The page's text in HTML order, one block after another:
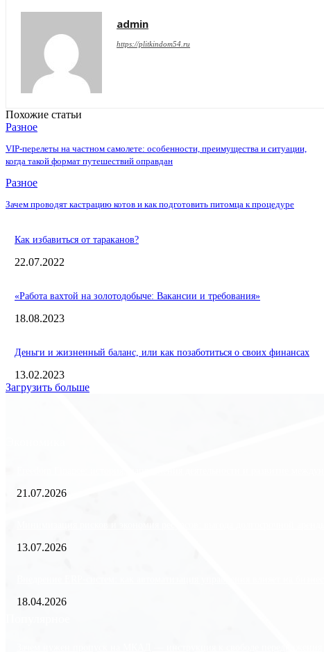
admin
https://plitkindom54.ru
Похожие статьи
Разное
VIP-перелеты на частном самолете: особенности, преимущества и ситуации,
когда такой формат путешествий оправдан
Разное
Зачем проводят кастрацию котов и как подготовить питомца к процедуре
Как избавиться от тараканов?
22.07.2022
«Работа вахтой на золотодобыче: Вакансии и требования»
18.08.2023
Деньги и жизненный баланс, или как позаботиться о своих финансах
13.02.2023
Загрузить больше
21.07.2026
13.07.2026
18.04.2026